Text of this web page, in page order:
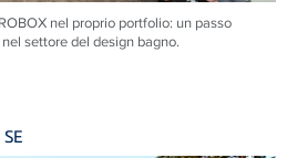
nel proprio portfolio: un passo
settore del design bagno.
SE